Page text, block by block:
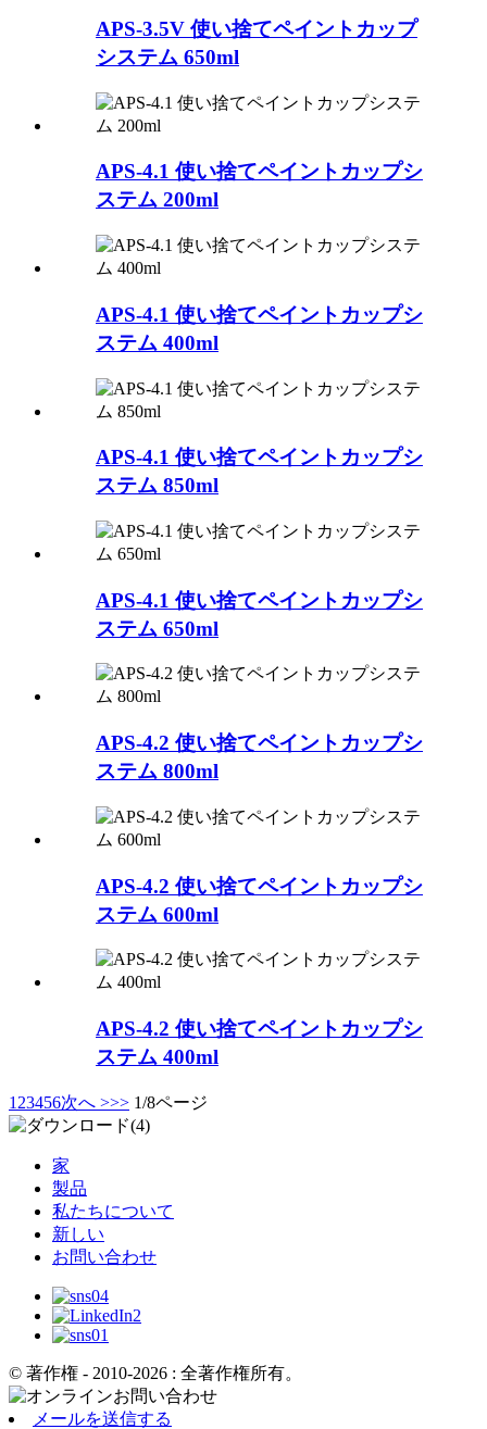
APS-3.5V 使い捨てペイントカップ
システム 650ml
APS-4.1 使い捨てペイントカップシ
ステム 200ml
APS-4.1 使い捨てペイントカップシ
ステム 400ml
APS-4.1 使い捨てペイントカップシ
ステム 850ml
APS-4.1 使い捨てペイントカップシ
ステム 650ml
APS-4.2 使い捨てペイントカップシ
ステム 800ml
APS-4.2 使い捨てペイントカップシ
ステム 600ml
APS-4.2 使い捨てペイントカップシ
ステム 400ml
1 23456次へ >>> 1/8ページ
家
製品
私たちについて
新しい
お問い合わせ
© 著作権 - 2010-2026 : 全著作権所有。
メールを送信する